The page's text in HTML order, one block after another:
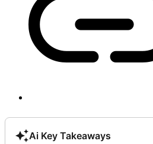
Ai Key Takeaways